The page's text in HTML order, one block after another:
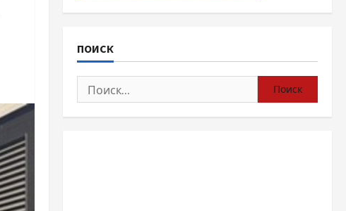
ПОИСК
Найти: